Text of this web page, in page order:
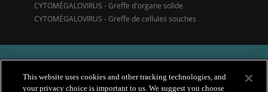
CYTOMÉGALOVIRUS - Greffe d'organe solide
CYTOMÉGALOVIRUS - Greffe de cellules souches
This website uses cookies and other tracking technologies, and
your privacy choice is important to us. We suggest you choose